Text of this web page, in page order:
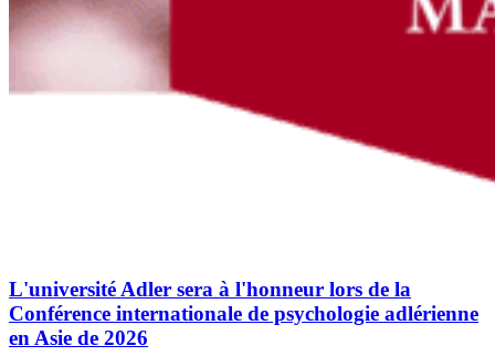
L'université Adler sera à l'honneur lors de la
Conférence internationale de psychologie adlérienne
en Asie de 2026